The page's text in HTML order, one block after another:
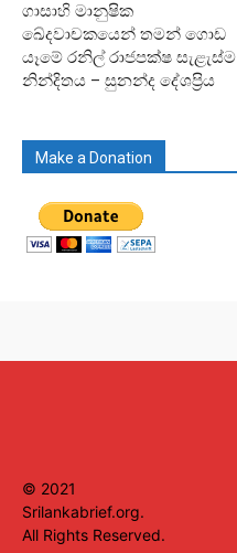
ගාසාහි මානුෂික
ඛේදවාචකයෙන් තමන් ගොඩ
යෑමේ රනිල් රාජපක්ෂ සැළැස්ම
නින්දිතය – සුනන්ද දේශප්‍රිය
Make a Donation
© 2021
Srilankabrief.org.
All Rights Reserved.